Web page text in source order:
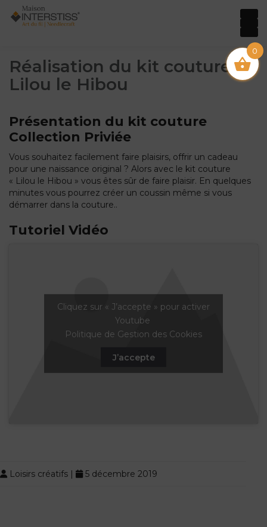
Réalisation du kit couture
Lilou le Hibou
Présentation du kit couture
Collection Priviée
Vous souhaitez facilement faire plaisirs, offrir un cadeau
pour une naissance original ? Alors avec le kit couture
« Lilou le Hibou » vous êtes sûr de faire plaisir. En quelques
minutes vous pourrez créer un coussin même si vous
démarrer dans la couture..
Tutoriel Vidéo
Cliquez sur « J’accepte » pour activer
Youtube
Politique de Gestion des Cookies
J’accepte
Loisirs créatifs | 5 décembre 2019
0